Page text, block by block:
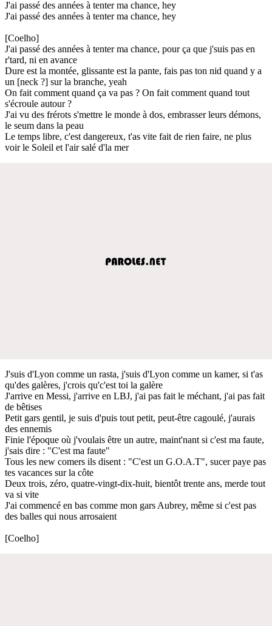
J'ai passé des années à tenter ma chance, hey
J'ai passé des années à tenter ma chance, hey
[Coelho]
J'ai passé des années à tenter ma chance, pour ça que j'suis pas en
r'tard, ni en avance
Dure est la montée, glissante est la pante, fais pas ton nid quand y a
un [neck ?] sur la branche, yeah
On fait comment quand ça va pas ? On fait comment quand tout
s'écroule autour ?
J'ai vu des frérots s'mettre le monde à dos, embrasser leurs démons,
le seum dans la peau
Le temps libre, c'est dangereux, t'as vite fait de rien faire, ne plus
voir le Soleil et l'air salé d'la mer
J'suis d'Lyon comme un rasta, j'suis d'Lyon comme un kamer, si t'as
qu'des galères, j'crois qu'c'est toi la galère
J'arrive en Messi, j'arrive en LBJ, j'ai pas fait le méchant, j'ai pas fait
de bêtises
Petit gars gentil, je suis d'puis tout petit, peut-être cagoulé, j'aurais
des ennemis
Finie l'époque où j'voulais être un autre, maint'nant si c'est ma faute,
j'sais dire : "C'est ma faute"
Tous les new comers ils disent : "C'est un G.O.A.T", sucer paye pas
tes vacances sur la côte
Deux trois, zéro, quatre-vingt-dix-huit, bientôt trente ans, merde tout
va si vite
J'ai commencé en bas comme mon gars Aubrey, même si c'est pas
des balles qui nous arrosaient
[Coelho]